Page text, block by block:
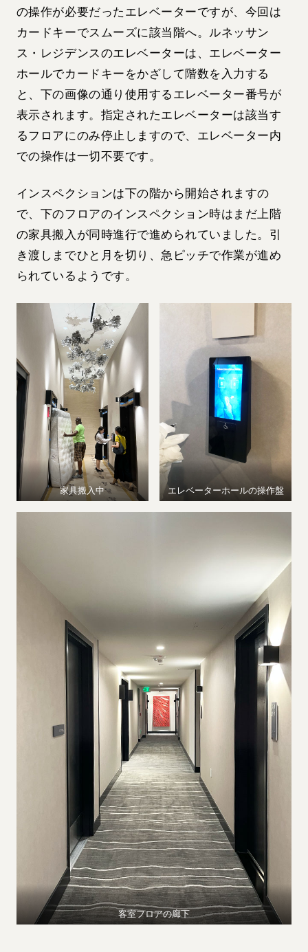
の操作が必要だったエレベーターですが、今回は
カードキーでスムーズに該当階へ。ルネッサン
ス・レジデンスのエレベーターは、エレベーター
ホールでカードキーをかざして階数を入力する
と、下の画像の通り使用するエレベーター番号が
表示されます。指定されたエレベーターは該当す
るフロアにのみ停止しますので、エレベーター内
での操作は一切不要です。
インスペクションは下の階から開始されますの
で、下のフロアのインスペクション時はまだ上階
の家具搬入が同時進行で進められていました。引
き渡しまでひと月を切り、急ピッチで作業が進め
られているようです。
家具搬入中 エレベーターホールの操作盤
客室フロアの廊下